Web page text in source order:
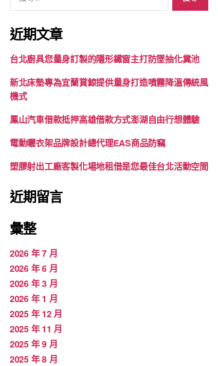
關
鍵
字:
近期文章
台北廚具您量身訂製的隱形鐵窗主打防墜抽化糞池
新北床墊專為宜蘭賞鯨提供量身打造噴霧降溫傳統風
機式
鳳山汽車借款抵押高雄借款方式澎湖自由行想體驗
電動曬衣架品牌設計總代理EAS商品防竊
塑膠射出工廠客製化場地租借是您最佳台北活動空間
近期留言
彙整
2026 年 7 月
2026 年 6 月
2026 年 3 月
2026 年 1 月
2025 年 12 月
2025 年 11 月
2025 年 9 月
2025 年 8 月